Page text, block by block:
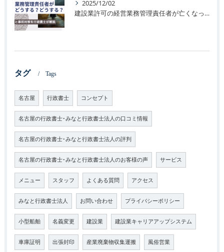
2025/12/02
建設業許可の経営業務管理責任者が亡くなった場合のリスクと事前対策
タグ Tags
名古屋 行政書士 コンセプト
名古屋の行政書士･みなと行政書士法人の口コミ情報
名古屋の行政書士･みなと行政書士法人の評判
名古屋の行政書士･みなと行政書士法人のお客様の声 サービス
メニュー スタッフ よくある質問 アクセス
みなと行政書士法人 お問い合わせ プライバシーポリシー
小型船舶 名義変更 建設業 建設業キャリアアップシステム
車庫証明 出張封印 産業廃棄物収集運搬 風俗営業